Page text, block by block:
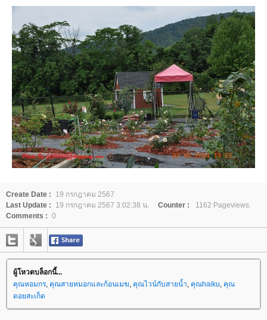
Create Date :
19 กรกฎาคม 2567
Last Update :
19 กรกฎาคม 2567 3:02:38 น. Counter :
1162 Pageviews.
Comments : 0
ผู้โหวตบล็อกนี้...
คุณหอมกร คุณสายหมอกและก้อนเมฆ คุณไวน์กับสายน้ำ คุณhaiku คุณ
ดอยสะเก็ด